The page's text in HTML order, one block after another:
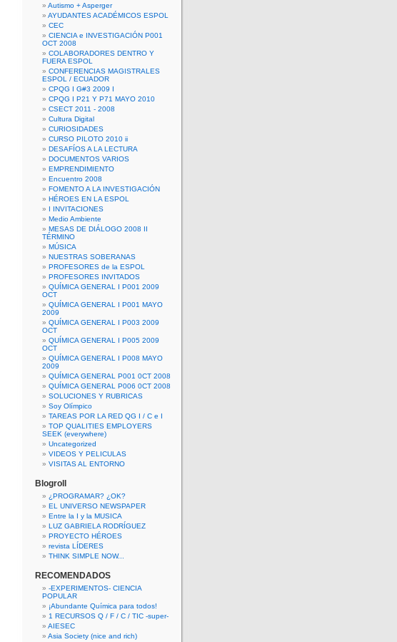
Autismo + Asperger
AYUDANTES ACADÉMICOS ESPOL
CEC
CIENCIA e INVESTIGACIÓN P001
OCT 2008
COLABORADORES DENTRO Y
FUERA ESPOL
CONFERENCIAS MAGISTRALES
ESPOL / ECUADOR
CPQG I G#3 2009 I
CPQG I P21 Y P71 MAYO 2010
CSECT 2011 - 2008
Cultura Digital
CURIOSIDADES
CURSO PILOTO 2010 ii
DESAFÍOS A LA LECTURA
DOCUMENTOS VARIOS
EMPRENDIMIENTO
Encuentro 2008
FOMENTO A LA INVESTIGACIÓN
HÉROES EN LA ESPOL
I INVITACIONES
Medio Ambiente
MESAS DE DIÁLOGO 2008 II
TÉRMINO
MÚSICA
NUESTRAS SOBERANAS
PROFESORES de la ESPOL
PROFESORES INVITADOS
QUÍMICA GENERAL I P001 2009
OCT
QUÍMICA GENERAL I P001 MAYO
2009
QUÍMICA GENERAL I P003 2009
OCT
QUÍMICA GENERAL I P005 2009
OCT
QUÍMICA GENERAL I P008 MAYO
2009
QUÍMICA GENERAL P001 0CT 2008
QUÍMICA GENERAL P006 0CT 2008
SOLUCIONES Y RUBRICAS
Soy Olímpico
TAREAS POR LA RED QG I / C e I
TOP QUALITIES EMPLOYERS
SEEK (everywhere)
Uncategorized
VIDEOS Y PELICULAS
VISITAS AL ENTORNO
Blogroll
¿PROGRAMAR? ¿OK?
EL UNIVERSO NEWSPAPER
Entre la I y la MUSICA
LUZ GABRIELA RODRÍGUEZ
PROYECTO HÉROES
revista LÍDERES
THINK SIMPLE NOW...
RECOMENDADOS
-EXPERIMENTOS- CIENCIA
POPULAR
¡Abundante Química para todos!
1 RECURSOS Q / F / C / TIC -super-
AIESEC
Asia Society (nice and rich)